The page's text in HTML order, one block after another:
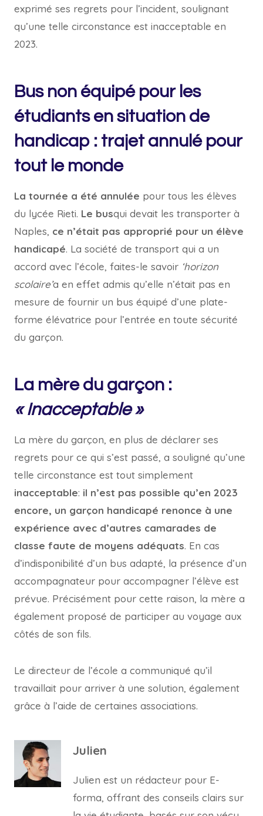
exprimé ses regrets pour l’incident, soulignant
qu’une telle circonstance est inacceptable en
2023.
Bus non équipé pour les
étudiants en situation de
handicap : trajet annulé pour
tout le monde
La tournée a été annulée pour tous les élèves
du lycée Rieti. Le busqui devait les transporter à
Naples, ce n’était pas approprié pour un élève
handicapé. La société de transport qui a un
accord avec l’école, faites-le savoir ‘horizon
scolaire’a en effet admis qu’elle n’était pas en
mesure de fournir un bus équipé d’une plate-
forme élévatrice pour l’entrée en toute sécurité
du garçon.
La mère du garçon :
« Inacceptable »
La mère du garçon, en plus de déclarer ses
regrets pour ce qui s’est passé, a souligné qu’une
telle circonstance est tout simplement
inacceptable: il n’est pas possible qu’en 2023
encore, un garçon handicapé renonce à une
expérience avec d’autres camarades de
classe faute de moyens adéquats. En cas
d’indisponibilité d’un bus adapté, la présence d’un
accompagnateur pour accompagner l’élève est
prévue. Précisément pour cette raison, la mère a
également proposé de participer au voyage aux
côtés de son fils.
Le directeur de l’école a communiqué qu’il
travaillait pour arriver à une solution, également
grâce à l’aide de certaines associations.
Julien
Julien est un rédacteur pour E-
forma, offrant des conseils clairs sur